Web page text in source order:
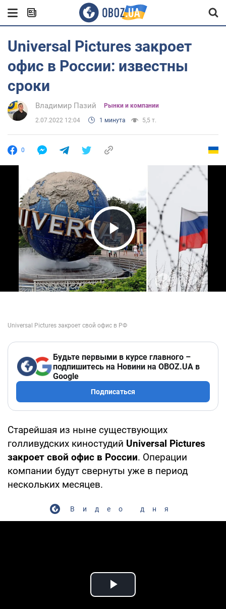
Universal Pictures закроет
офис в России: известны
сроки
Владимир Пазий Рынки и компании
2.07.2022 12:04 1 минута 5,5 т.
0
Play Video
Будьте первыми в курсе главного –
подпишитесь на Новини на OBOZ.UA в
Google
Подписаться
Старейшая из ныне существующих
голливудских киностудий Universal Pictures
закроет свой офис в России. Операции
компании будут свернуты уже в период
нескольких месяцев.
Видео дня
Play Video